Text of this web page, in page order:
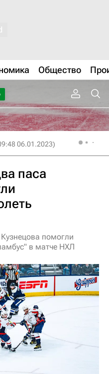
Общество
06.01.2023)
паса
помогли
в матче НХЛ